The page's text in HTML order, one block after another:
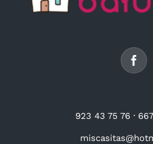
923 43 75 76·